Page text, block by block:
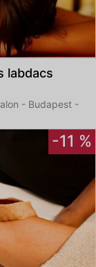
labdacs
- Budapest -
-11 %